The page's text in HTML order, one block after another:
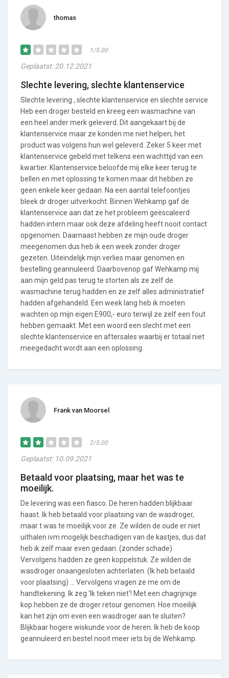
thomas
1/5.00
Geplaatst: 20.12.2021
Slechte levering, slechte klantenservice
Slechte levering , slechte klantenservice en slechte service
Heb een droger besteld en kreeg een wasmachine van
een heel ander merk geleverd. Dit aangekaart bij de
klantenservice maar ze konden me niet helpen; het
product was volgens hun wel geleverd. Zeker 5 keer met
klantenservice gebeld met telkens een wachttijd van een
kwartier. Klantenservice beloofde mij elke keer terug te
bellen en met oplossing te komen maar dit hebben ze
geen enkele keer gedaan. Na een aantal telefoontjes
bleek dr droger uitverkocht. Binnen Wehkamp gaf de
klantenservice aan dat ze het probleem geëscaleerd
hadden intern maar ook deze afdeling heeft nooit contact
opgenomen. Daarnaast hebben ze mijn oude droger
meegenomen dus heb ik een week zonder droger
gezeten. Uiteindelijk mijn verlies maar genomen en
bestelling geannuleerd. Daarbovenop gaf Wehkamp mij
aan mijn geld pas terug te storten als ze zelf de
wasmachine terug hadden en ze zelf alles administratief
hadden afgehandeld. Een week lang heb ik moeten
wachten op mijn eigen E900,- euro terwijl ze zelf een fout
hebben gemaakt. Met een woord een slecht met een
slechte klantenservice en aftersales waarbij er totaal niet
meegedacht wordt aan een oplossing.
Frank van Moorsel
2/5.00
Geplaatst: 10.09.2021
Betaald voor plaatsing, maar het was te
moeilijk.
De levering was een fiasco. De heren hadden blijkbaar
haast. Ik heb betaald voor plaatsing van de wasdroger,
maar t was te moeilijk voor ze. Ze wilden de oude er niet
uithalen ivm mogelijk beschadigen van de kastjes, dus dat
heb ik zelf maar even gedaan. (zonder schade)
Vervolgens hadden ze geen koppelstuk. Ze wilden de
wasdroger onaangesloten achterlaten. (Ik heb betaald
voor plaatsing) ... Vervolgens vragen ze me om de
handtekening. Ik zeg 'Ik teken niet'! Met een chagrijnige
kop hebben ze de droger retour genomen. Hoe moeilijk
kan het zijn om even een wasdroger aan te sluiten?
Blijkbaar hogere wiskunde voor de heren. Ik heb de koop
geannuleerd en bestel nooit meer iets bij de Wehkamp.